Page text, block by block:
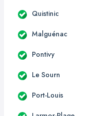
Quistinic
Malguénac
Pontivy
Le Sourn
Port-Louis